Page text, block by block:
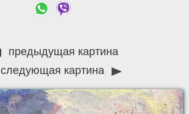
предыдущая картина
следующая картина